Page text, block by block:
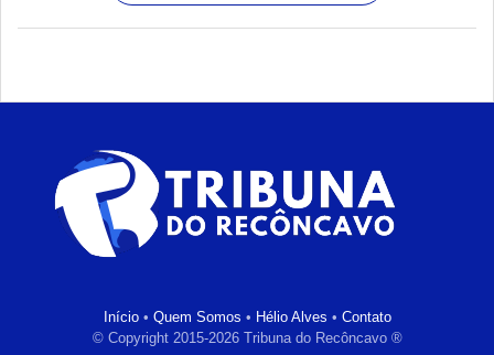
Início• Quem Somos • Hélio Alves • Contato
© Copyright 2015-2026 Tribuna do Recôncavo ®